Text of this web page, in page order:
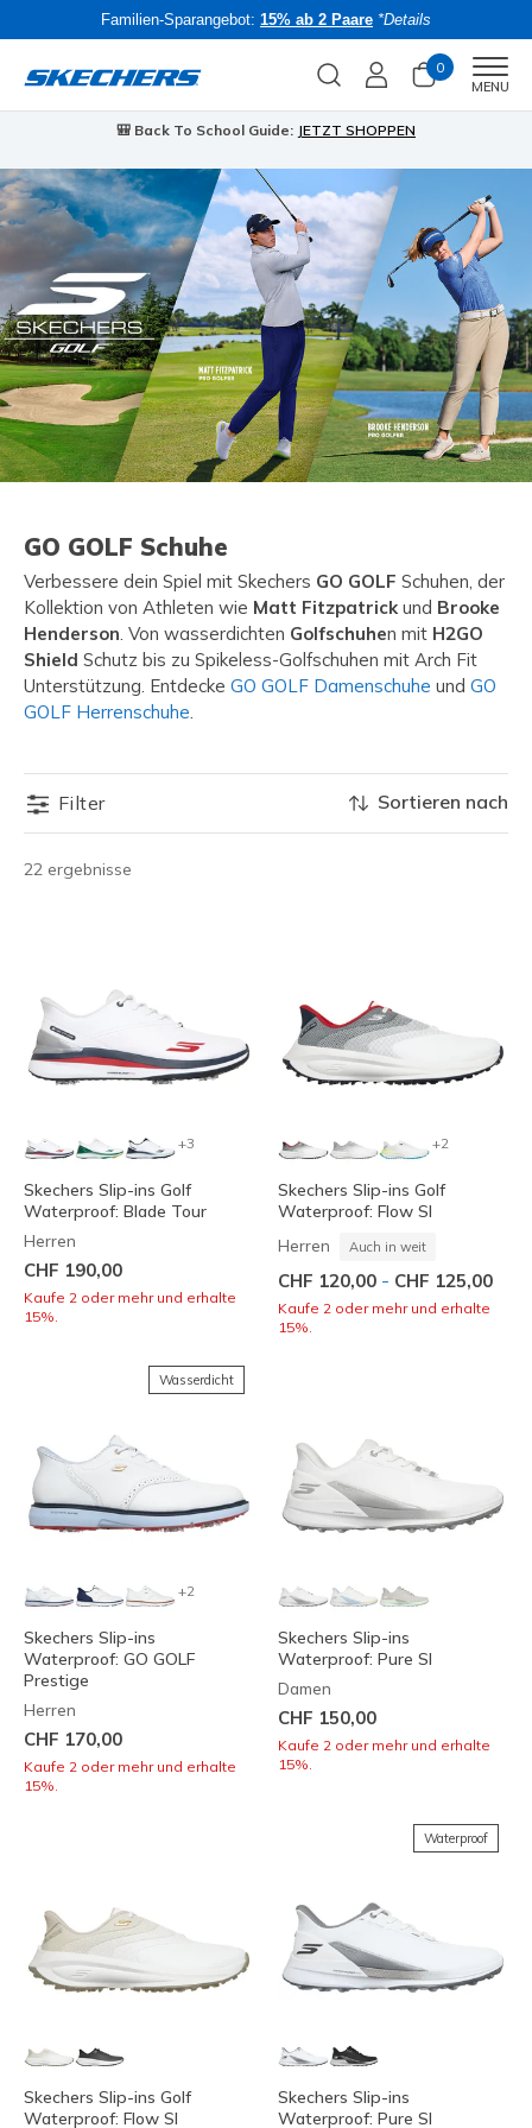
Familien-Sparangebot: 15% ab 2 Paare *Details
0
MENU
🎒 Back To School Guide: JETZT SHOPPEN
GO GOLF Schuhe
Verbessere dein Spiel mit Skechers GO GOLF Schuhen, der
Kollektion von Athleten wie Matt Fitzpatrick und Brooke
Henderson . Von wasserdichten Golfschuhen mit H2GO
Shield Schutz bis zu Spikeless-Golfschuhen mit Arch Fit
Unterstützung. Entdecke GO GOLF Damenschuhe und GO
GOLF Herrenschuhe
Filter
22 ergebnisse
Sortieren nach
+3
Skechers Slip-ins Golf
Waterproof: Blade Tour
Herren
CHF 190,00
Kaufe 2 oder mehr und erhalte
15%.
+2
Skechers Slip-ins Golf
Waterproof: Flow SI
Herren Auch in weit
CHF 120,00 - CHF 125,00
Kaufe 2 oder mehr und erhalte
15%.
Wasserdicht
+2
Skechers Slip-ins
Waterproof: GO GOLF
Prestige
Herren
CHF 170,00
Kaufe 2 oder mehr und erhalte
15%.
Skechers Slip-ins
Waterproof: Pure SI
Damen
CHF 150,00
Kaufe 2 oder mehr und erhalte
15%.
Skechers Slip-ins Golf
Waterproof: Flow SI
Waterproof
Skechers Slip-ins
Waterproof: Pure SI